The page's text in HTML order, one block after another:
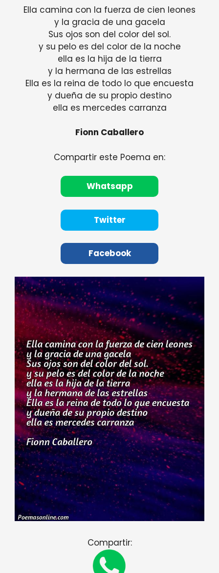
Ella camina con la fuerza de cien leones
y la gracia de una gacela
Sus ojos son del color del sol.
y su pelo es del color de la noche
ella es la hija de la tierra
y la hermana de las estrellas
Ella es la reina de todo lo que encuesta
y dueña de su propio destino
ella es mercedes carranza
Fionn Caballero
Compartir este Poema en:
Whatsapp
Twitter
Facebook
Compartir: